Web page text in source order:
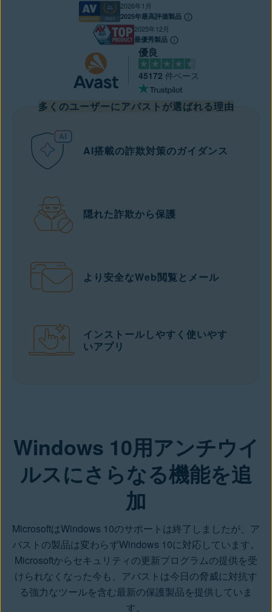
2026年1月
2025年最高評価製品
2025年12月
最優秀製品
優良
45172 件ベース
多くのユーザーにアバストが選ばれる理由
AI搭載の詐欺対策のガイダンス
隠れた詐欺から保護
より安全なWeb閲覧とメール
インストールしやすく使いやす
いアプリ
Windows 10用アンチウイ
ルスにさらなる機能を追
加
MicrosoftはWindows 10のサポートは終了しましたが、ア
バストの製品は変わらずWindows 10に対応しています。
Microsoftからセキュリティの更新プログラムの提供を受
けられなくなった今も、アバストは今日の脅威に対抗す
る強力なツールを含む最新の保護製品を提供していま
す。